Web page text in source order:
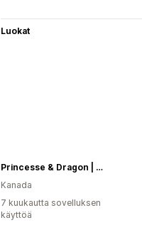
Luokat
Princesse & Dragon | Montréal
Kanada
7 kuukautta sovelluksen
käyttöä